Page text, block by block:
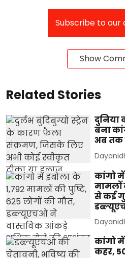
Subscribe to our
Show
Related Stories
दुनिया
बना
अब तक
कांगो
मामलों
से कई
कांगो
कहर,